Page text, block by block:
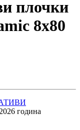
плочки
8x80
година